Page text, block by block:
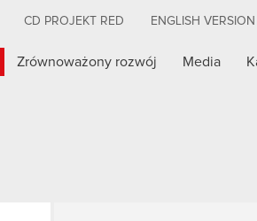
CD PROJEKT RED ENGLISH VERSION
Zrównoważony rozwój Media